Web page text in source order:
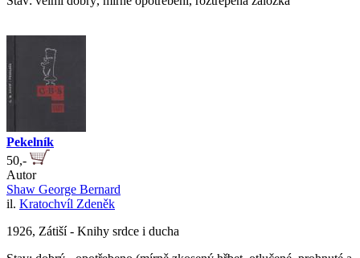
Pekelník
50,-
Autor
Shaw George Bernard
il. Kratochvíl Zdeněk
1926, Zátiší - Knihy srdce i ducha